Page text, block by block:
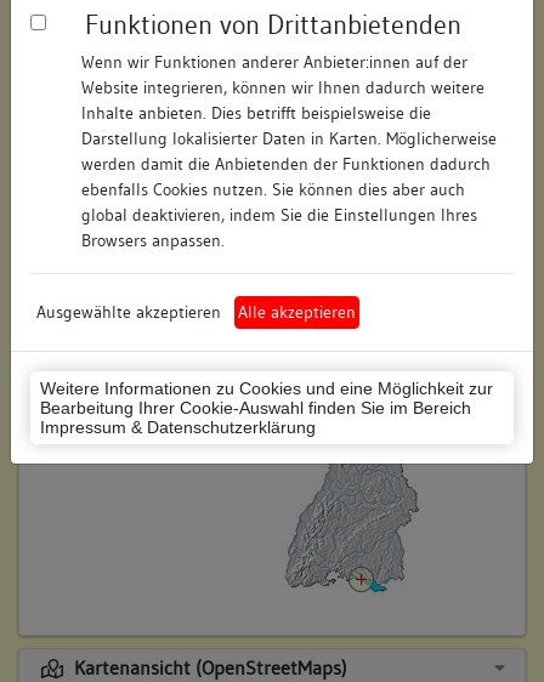
Funktionen von Drittanbietenden
Wenn wir Funktionen anderer Anbieter:innen auf der
Website integrieren, können wir Ihnen dadurch weitere
Inhalte anbieten. Dies betrifft beispielsweise die
Darstellung lokalisierter Daten in Karten. Möglicherweise
werden damit die Anbietenden der Funktionen dadurch
ebenfalls Cookies nutzen. Sie können dies aber auch
global deaktivieren, indem Sie die Einstellungen Ihres
Browsers anpassen.
Ausgewählte akzeptieren Alle akzeptieren
Weitere Informationen zu Cookies und eine Möglichkeit zur
Bearbeitung Ihrer Cookie-Auswahl finden Sie im Bereich
Impressum & Datenschutzerklärung
Hausnummer: 17
Postleitzahl: 78462
Stadt-Teilort: Konstanz
Regierungsbezirk: Freiburg
Konstanz (Landkreis)
Flurstücknummer: 301
Historischer Straßenname: keiner
Historische Gebäudenummer: keine
Lage des Wohnplatzes:
Kartenansicht (OpenStreetMaps)